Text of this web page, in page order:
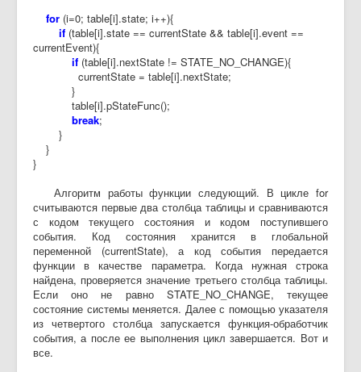
for (i=0; table[i].state; i++){
if (table[i].state == currentState && table[i].event ==
currentEvent){
if (table[i].nextState != STATE_NO_CHANGE){
currentState = table[i].nextState;
}
table[i].pStateFunc();
break;
}
}
}
Алгоритм работы функции следующий. В цикле for
считываются первые два столбца таблицы и сравниваются
с кодом текущего состояния и кодом поступившего
события. Код состояния хранится в глобальной
переменной (currentState), а код события передается
функции в качестве параметра. Когда нужная строка
найдена, проверяется значение третьего столбца таблицы.
Если оно не равно STATE_NO_CHANGE, текущее
состояние системы меняется. Далее с помощью указателя
из четвертого столбца запускается функция-обработчик
события, а после ее выполнения цикл завершается. Вот и
все.